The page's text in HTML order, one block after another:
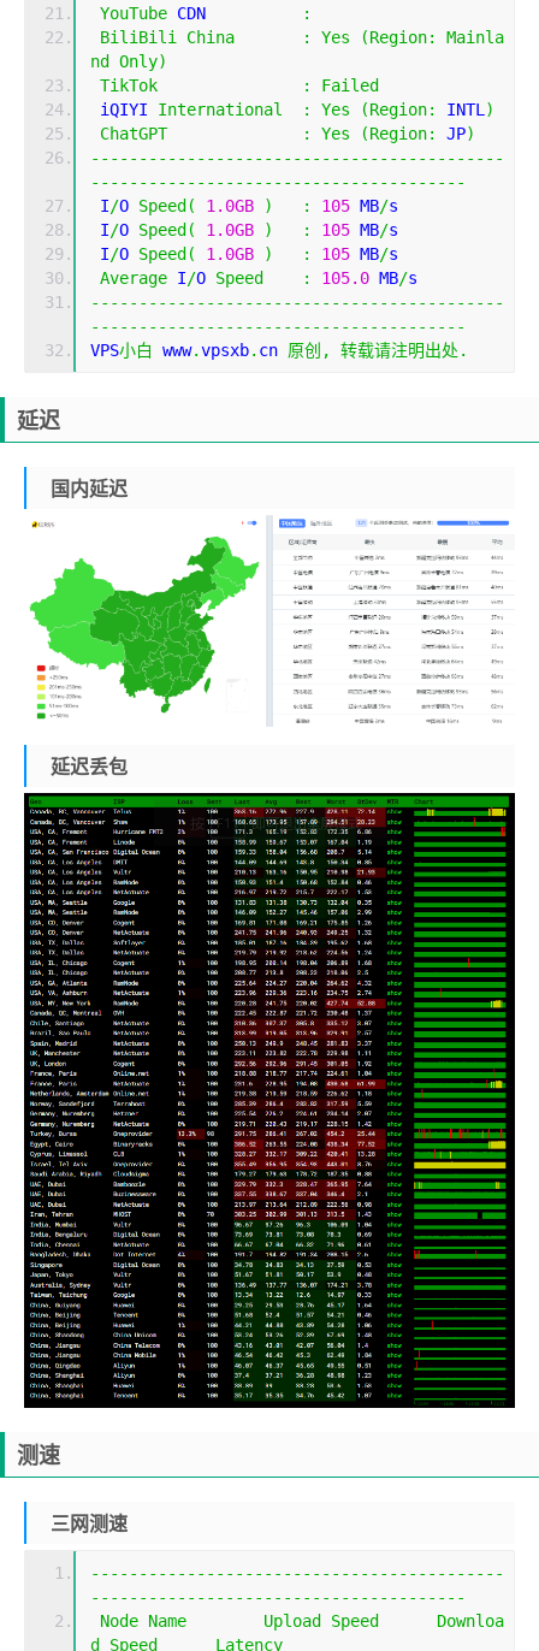
YouTube CDN
:
BiliBili
China : Yes (Region:
Mainla
nd
Only)
TikTok
:
Failed
iQIYI International : Yes (Region: INTL )
ChatGPT
: Yes (Region: JP)
-------------------------------------------
---------------------------------------
I/O Speed ( 1.0GB ) : 105 MB/s
I/O Speed ( 1.0GB ) : 105 MB/s
I/O Speed ( 1.0GB ) : 105 MB/s
Average I/O Speed : 105.0 MB/s
-------------------------------------------
---------------------------------------
VPS小白 www.vpsxb. cn 原创, 转载请注明出处.
延迟
国内延迟
延迟丢包
测速
三网测速
-------------------------------------------
---------------------------------------
Node Name Upload Speed
Downloa
d
Speed
Latency